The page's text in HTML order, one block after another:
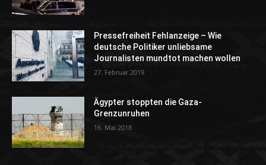
Pressefreiheit Fehlanzeige – Wie
deutsche Politiker unliebsame
Journalisten mundtot machen wollen
27. Februar 2019
Ägypter stoppten die Gaza-
Grenzunruhen
16. Mai 2018